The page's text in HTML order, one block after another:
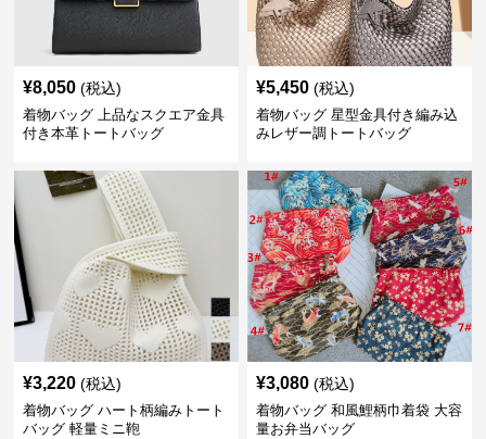
¥8,050 (税込)
着物バッグ 上品なスクエア金具
付き本革トートバッグ
¥5,450 (税込)
着物バッグ 星型金具付き編み込
みレザー調トートバッグ
¥3,220 (税込)
着物バッグ ハート柄編みトート
バッグ 軽量ミニ鞄
¥3,080 (税込)
着物バッグ 和風鯉柄巾着袋 大容
量お弁当バッグ